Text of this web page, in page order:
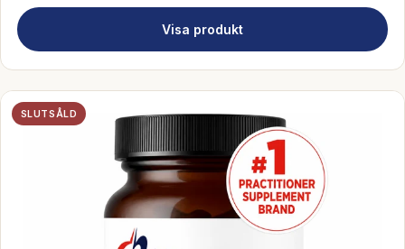
Visa produkt
SLUTSÅLD